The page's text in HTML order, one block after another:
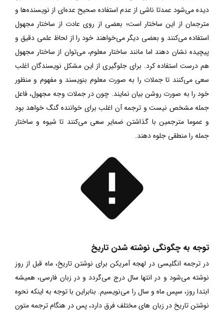
دیده می‌شود عمدتا ناشی از عدم استفاده صحیح عده‌ای از نویسنده‌‌‌ها و
مترجمان از این ساختار است؛ بعضی از روی عادت از ساختار مجهول
استفاده می‌کنند و بعضی دیگر می‌خواهند خود را از لحاظ علمی دقیق و
پیچیده نشان دهند اما مانند ساختار معلوم، می‌توان از ساختار مجهول
هم درست استفاده کرد. برای جلوگیری از این مشکل نویسندگان اغلب
سعی می‌کنند تا جملات را به صورت معلوم بنویسند و مفهوم و منظور
خود را به صورت روشن بیان نمایند. چون در جملات وجه مجهول، فاعل
جمله مشخص نیست و ترجمه آن اغلب برای خواننده گنگ خواهد بود
و عموما مترجمین با گذاشتن ضمایر سعی می‌کنند تا شیوه و ساختار
جمله را منطقی جلوه دهند.
توجه به چگونگی نوشته شدن تاریخ
در ترجمه انگلیسی در لهجه آمریکن برای نوشتن تاریخ، ماه قبل از روز
نوشته می‌شود و در انتها سال درج می‌گردد و در زبان فارسی، همیشه
ابتدا روز، سپس ماه و سال را می‌نویسیم. بنابراین با توجه به اینکه نحوه
نوشتن تاریخ در زبان های مختلف فرق دارد، پس در هنگام ترجمه متون